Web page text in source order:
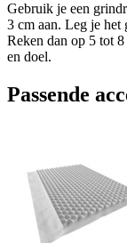
Gebruik je een
3 cm aan. Leg je het
Reken dan op 5 tot
en doel.
Passende